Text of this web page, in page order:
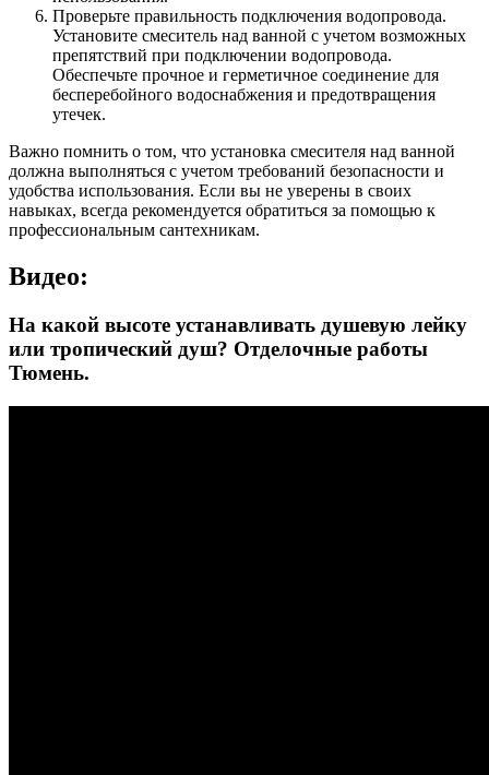
Проверьте правильность подключения водопровода.
Установите смеситель над ванной с учетом возможных
препятствий при подключении водопровода.
Обеспечьте прочное и герметичное соединение для
бесперебойного водоснабжения и предотвращения
утечек.
Важно помнить о том, что установка смесителя над ванной
должна выполняться с учетом требований безопасности и
удобства использования. Если вы не уверены в своих
навыках, всегда рекомендуется обратиться за помощью к
профессиональным сантехникам.
Видео:
На какой высоте устанавливать душевую лейку
или тропический душ? Отделочные работы
Тюмень.